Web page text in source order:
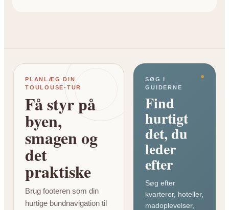
PLANLÆG DIN
TOULOUSE-TUR
Få styr på
byen,
smagen og
det
praktiske
Brug footeren som din
hurtige bundnavigation til
SØG I
GUIDERNE
Find
hurtigt
det, du
leder
efter
Søg efter
kvarterer, hoteller,
madoplevelser,